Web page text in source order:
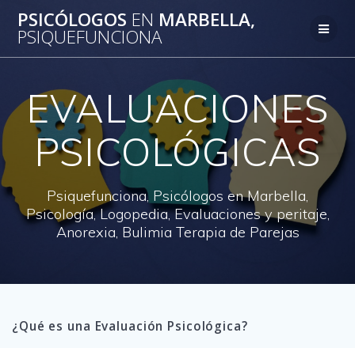
al
PSICÓLOGOS EN MARBELLA,
PSIQUEFUNCIONA
EVALUACIONES
PSICOLÓGICAS
Psiquefunciona, Psicólogos en Marbella,
Psicología, Logopedia, Evaluaciones y peritaje,
Anorexia, Bulimia Terapia de Parejas
¿Qué es una Evaluación Psicológica?